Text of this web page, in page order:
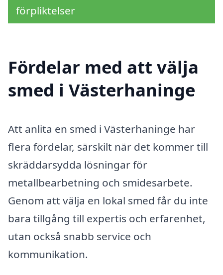
förpliktelser
Fördelar med att välja
smed i Västerhaninge
Att anlita en smed i Västerhaninge har
flera fördelar, särskilt när det kommer till
skräddarsydda lösningar för
metallbearbetning och smidesarbete.
Genom att välja en lokal smed får du inte
bara tillgång till expertis och erfarenhet,
utan också snabb service och
kommunikation.